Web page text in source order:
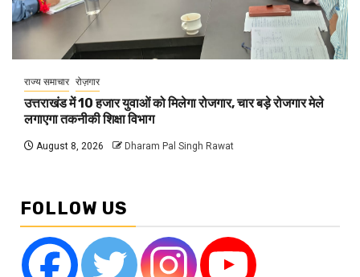
राज्य समाचार रोज़गार
उत्तराखंड में 10 हजार युवाओं को मिलेगा रोजगार, चार बड़े रोजगार मेले
लगाएगा तकनीकी शिक्षा विभाग
August 8, 2026 Dharam Pal Singh Rawat
FOLLOW US